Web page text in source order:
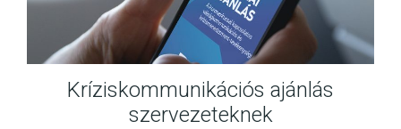
Kríziskommunikációs ajánlás
szervezeteknek